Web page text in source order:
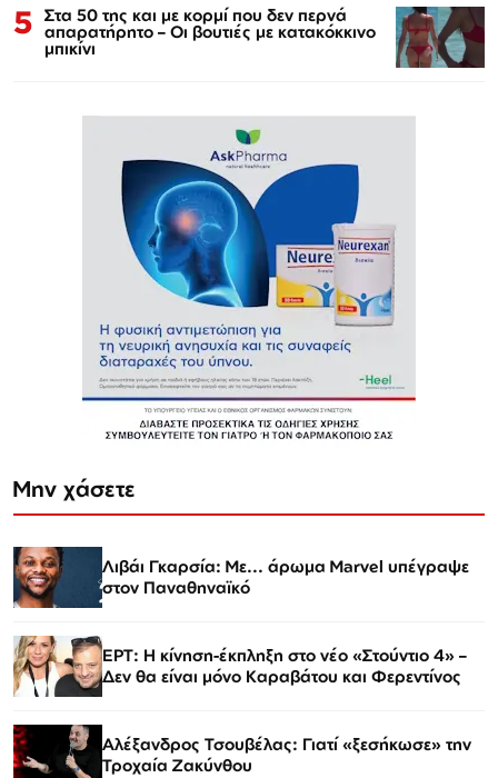
5 Στα 50 της και με κορμί που δεν περνά
απαρατήρητο – Οι βουτιές με κατακόκκινο
μπικίνι
Μην χάσετε
Λιβάι Γκαρσία: Με... άρωμα Marvel υπέγραψε
στον Παναθηναϊκό
ΕΡΤ: Η κίνηση-έκπληξη στο νέο «Στούντιο 4» –
Δεν θα είναι μόνο Καραβάτου και Φερεντίνος
Αλέξανδρος Τσουβέλας: Γιατί «ξεσήκωσε» την
Τροχαία Ζακύνθου